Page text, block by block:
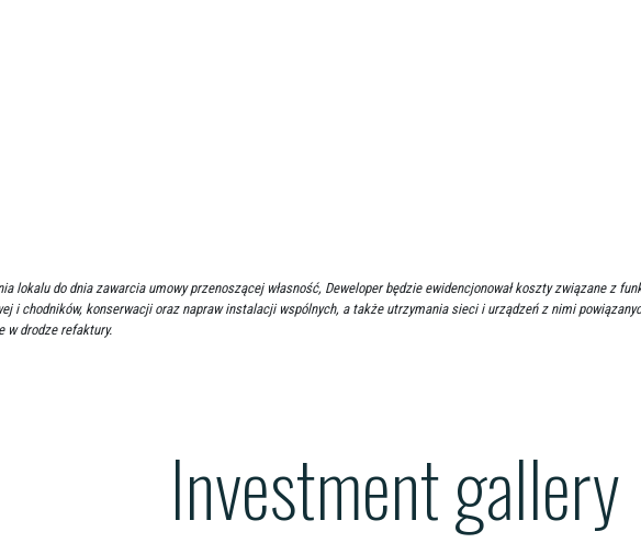
lokalu do dnia zawarcia umowy przenoszącej własność, Deweloper będzie ewidencjonował koszty związane z
i chodników, konserwacji oraz napraw instalacji wspólnych, a także utrzymania sieci i urządzeń z nimi
w drodze refaktury.
Investment gallery